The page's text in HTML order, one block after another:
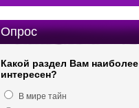
Опрос
Какой раздел Вам наиболее
интересен?
В мире тайн